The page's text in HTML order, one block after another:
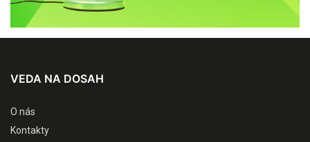
VEDA NA DOSAH
O nás
Kontakty